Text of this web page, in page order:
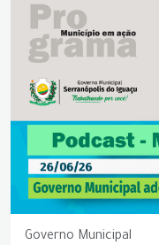
Governo Municipal